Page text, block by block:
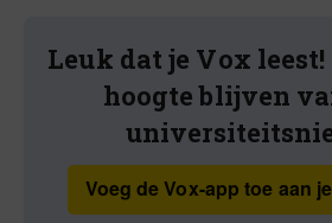
Leuk dat je Vox
hoogte blijven
Voeg de Vox-app toe aan